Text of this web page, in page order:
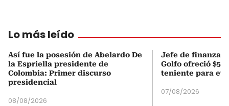
Lo más leído
Así fue la posesión de Abelardo De
la Espriella presidente de
Colombia: Primer discurso
presidencial
08/08/2026
Jefe de finanzas
Golfo ofreció
teniente para
07/08/2026